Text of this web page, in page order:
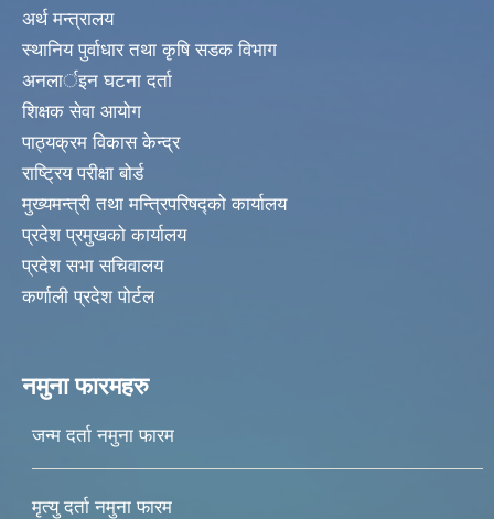
अर्थ मन्त्रालय
स्थानिय पुर्वाधार तथा कृषि सडक विभाग
अनलार्इन घटना दर्ता
शिक्षक सेवा आयोग
पाठ्यक्रम विकास केन्द्र
राष्ट्रिय परीक्षा बोर्ड
मुख्यमन्त्री तथा मन्त्रिपरिषद्को कार्यालय
प्रदेश प्रमुखको कार्यालय
प्रदेश सभा सचिवालय
कर्णाली प्रदेश पोर्टल
नमुना फारमहरु
जन्म दर्ता नमुना फारम
मृत्यु दर्ता नमुना फारम